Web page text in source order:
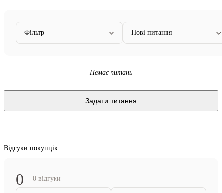
Фільтр Нові питання
Немає питань
Задати питання
Відгуки покупців
0 0 відгуки